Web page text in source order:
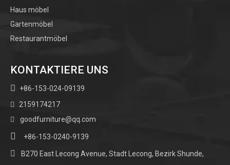
Haus möbel
Gartenmöbel
Restaurantmöbel
KONTAKTIERE UNS
 +86-153-024-09139
 2159174217
 goodfurniture@qq.com
 +86-153-0240-9139

B270 East Lecong Avenue, Stadt Lecong, Bezirk Shunde,